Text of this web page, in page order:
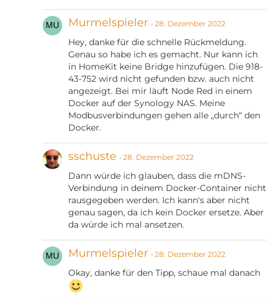
Murmelspieler 28. Dezember 2022
Hey, danke für die schnelle Rückmeldung.
Genau so habe ich es gemacht. Nur kann ich
in HomeKit keine Bridge hinzufügen. Die 918-
43-752 wird nicht gefunden bzw. auch nicht
angezeigt. Bei mir läuft Node Red in einem
Docker auf der Synology NAS. Meine
Modbusverbindungen gehen alle „durch“ den
Docker.
sschuste 28. Dezember 2022
Dann würde ich glauben, dass die mDNS-
Verbindung in deinem Docker-Container nicht
rausgegeben werden. Ich kann's aber nicht
genau sagen, da ich kein Docker ersetze. Aber
da würde ich mal ansetzen.
Murmelspieler 28. Dezember 2022
Okay, danke für den Tipp, schaue mal danach